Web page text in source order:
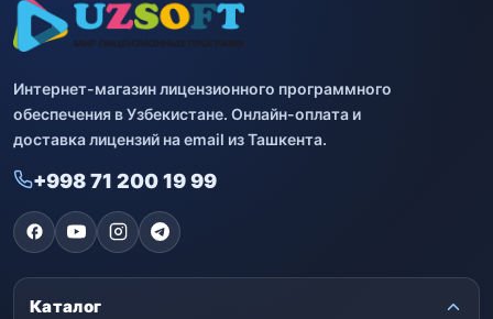
Интернет-магазин лицензионного программного
обеспечения в Узбекистане. Онлайн-оплата и
доставка лицензий на email из Ташкента.
+998 71 200 19 99
Каталог